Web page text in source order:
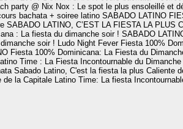
party @ Nix Nox : Le spot le plus ensoleillé et
bachata + soiree latino SABADO LATINO
SABADO LATINO, C’EST LA FIESTA LA PLUS
: La fiesta du dimanche soir ! SABADO
soir ! Ludo Night Fever Fiesta 100%
Fiesta 100% Dominicana: La Fiesta du
Latino Time : La Fiesta Incontournable du Dimanche
Sabado Latino, C'est la fiesta la plus Caliente
de la Capitale Latino Time: La fiesta